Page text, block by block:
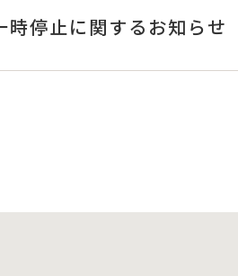
停止に関するお知らせ